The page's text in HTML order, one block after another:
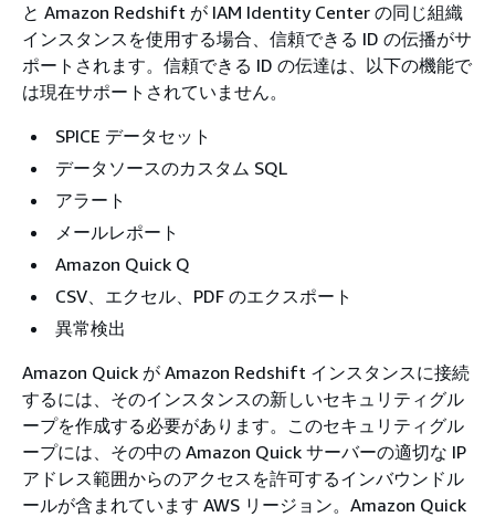
と Amazon Redshift が IAM Identity Center の同じ組織
インスタンスを使用する場合、信頼できる ID の伝播がサ
ポートされます。信頼できる ID の伝達は、以下の機能で
は現在サポートされていません。
SPICE データセット
データソースのカスタム SQL
アラート
メールレポート
Amazon Quick Q
CSV、エクセル、PDF のエクスポート
異常検出
Amazon Quick が Amazon Redshift インスタンスに接続
するには、そのインスタンスの新しいセキュリティグル
ープを作成する必要があります。このセキュリティグル
ープには、その中の Amazon Quick サーバーの適切な IP
アドレス範囲からのアクセスを許可するインバウンドル
ールが含まれています AWS リージョン。Amazon Quick